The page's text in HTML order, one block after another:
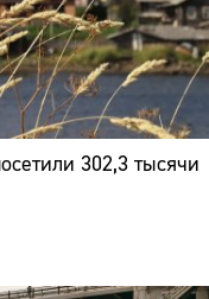
302,3 тысячи